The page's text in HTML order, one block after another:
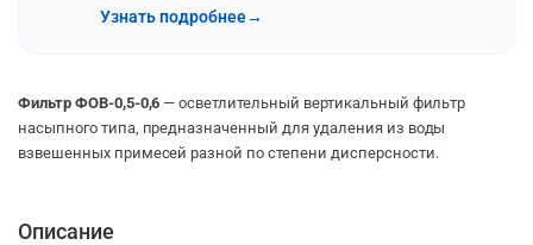
Узнать подробнее→
Фильтр ФОВ-0,5-0,6 — осветлительный вертикальный фильтр
насыпного типа, предназначенный для удаления из воды
взвешенных примесей разной по степени дисперсности.
Описание